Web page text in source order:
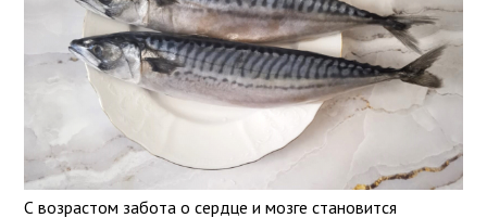
С возрастом забота о сердце и мозге становится